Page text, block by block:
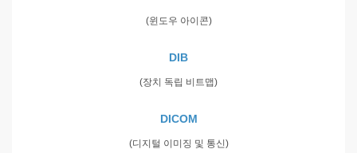
(윈도우 아이콘)
DIB
(장치 독립 비트맵)
DICOM
(디지털 이미징 및 통신)